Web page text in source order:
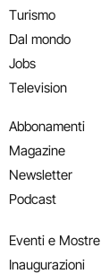
Turismo
Dal mondo
Jobs
Television
Abbonamenti
Magazine
Newsletter
Podcast
Eventi e Mostre
Inaugurazioni